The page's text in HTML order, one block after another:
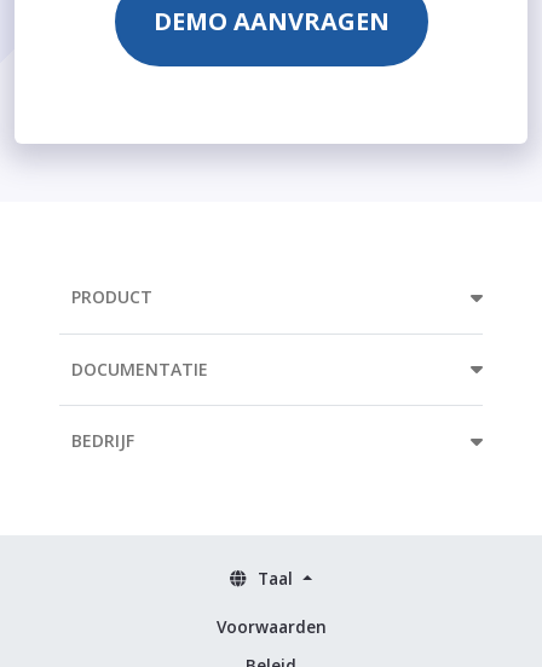
DEMO AANVRAGEN
PRODUCT
DOCUMENTATIE
BEDRIJF
Voorwaarden
Taal